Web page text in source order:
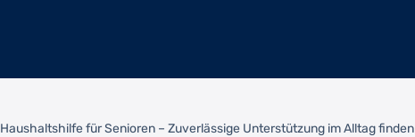
Haushaltshilfe für Senioren – Zuverlässige Unterstützung im Alltag finden